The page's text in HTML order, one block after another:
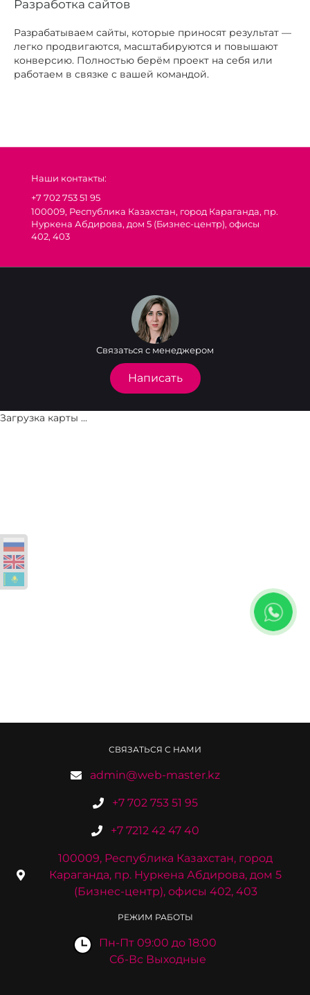
Разработка сайтов
Разрабатываем сайты, которые приносят результат —
легко продвигаются, масштабируются и повышают
конверсию. Полностью берём проект на себя или
работаем в связке с вашей командой.
Наши контакты:
+7 702 753 51 95
100009, Республика Казахстан, город Караганда, пр.
Нуркена Абдирова, дом 5 (Бизнес-центр), офисы
402, 403
Связаться с менеджером
Написать
Загрузка карты ...
СВЯЗАТЬСЯ С НАМИ
admin@web-master.kz
+7 702 753 51 95
+7 7212 42 47 40
100009, Республика Казахстан, город
Караганда, пр. Нуркена Абдирова, дом 5
(Бизнес-центр), офисы 402, 403
РЕЖИМ РАБОТЫ
Пн-Пт 09:00 до 18:00
Сб-Вс Выходные